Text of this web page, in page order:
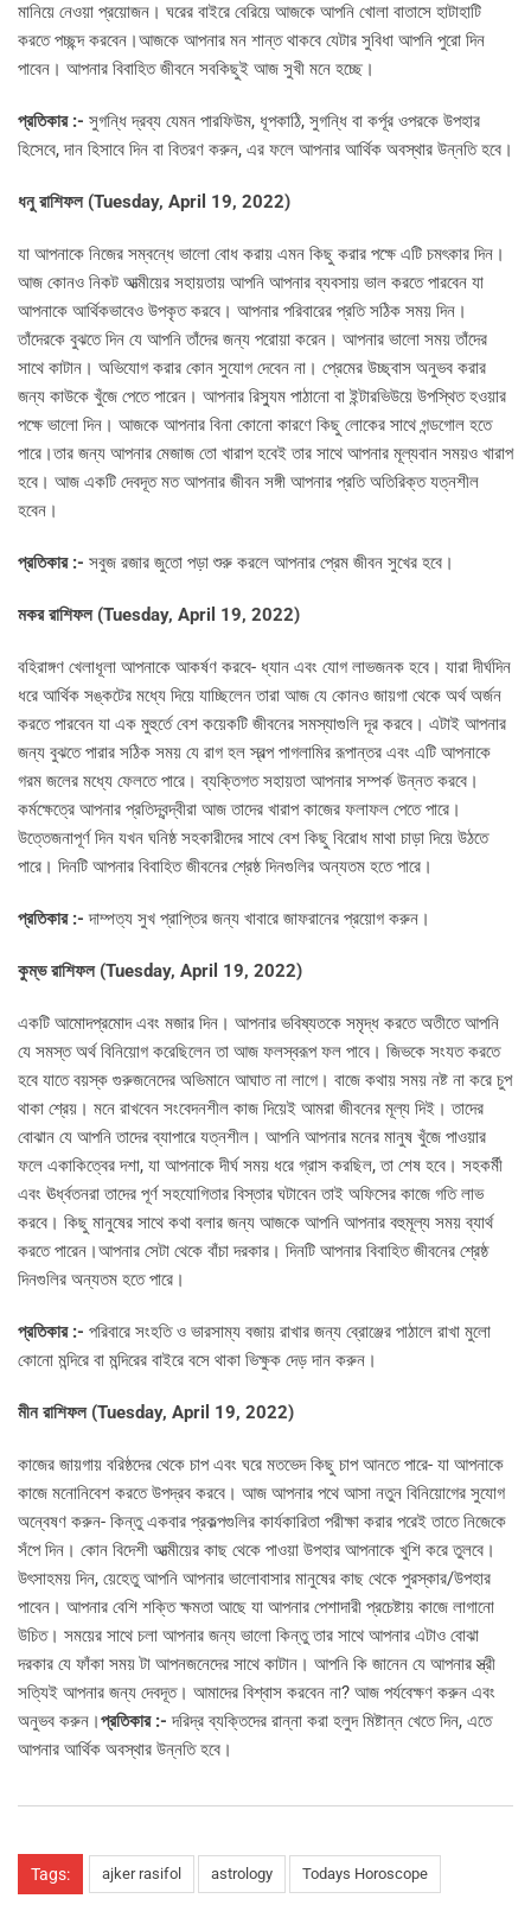
মানিয়ে নেওয়া প্রয়োজন। ঘরের বাইরে বেরিয়ে আজকে আপনি খোলা বাতাসে হাটাহাটি
করতে পচ্ছন্দ করবেন।আজকে আপনার মন শান্ত থাকবে যেটার সুবিধা আপনি পুরো দিন
পাবেন। আপনার বিবাহিত জীবনে সবকিছুই আজ সুখী মনে হচ্ছে।
প্রতিকার :- সুগন্ধি দ্রব্য যেমন পারফিউম, ধূপকাঠি, সুগন্ধি বা কর্পূর ওপরকে উপহার
হিসেবে, দান হিসাবে দিন বা বিতরণ করুন, এর ফলে আপনার আর্থিক অবস্থার উন্নতি হবে।
ধনু রাশিফল (Tuesday, April 19, 2022)
যা আপনাকে নিজের সম্বন্ধে ভালো বোধ করায় এমন কিছু করার পক্ষে এটি চমৎকার দিন।
আজ কোনও নিকট আত্মীয়ের সহায়তায় আপনি আপনার ব্যবসায় ভাল করতে পারবেন যা
আপনাকে আর্থিকভাবেও উপকৃত করবে। আপনার পরিবারের প্রতি সঠিক সময় দিন।
তাঁদেরকে বুঝতে দিন যে আপনি তাঁদের জন্য পরোয়া করেন। আপনার ভালো সময় তাঁদের
সাথে কাটান। অভিযোগ করার কোন সুযোগ দেবেন না। প্রেমের উচ্ছ্বাস অনুভব করার
জন্য কাউকে খুঁজে পেতে পারেন। আপনার রিস্যুম পাঠানো বা ইন্টারভিউয়ে উপস্থিত হওয়ার
পক্ষে ভালো দিন। আজকে আপনার বিনা কোনো কারণে কিছু লোকের সাথে গন্ডগোল হতে
পারে।তার জন্য আপনার মেজাজ তো খারাপ হবেই তার সাথে আপনার মূল্যবান সময়ও খারাপ
হবে। আজ একটি দেবদূত মত আপনার জীবন সঙ্গী আপনার প্রতি অতিরিক্ত যত্নশীল
হবেন।
প্রতিকার :- সবুজ রজার জুতো পড়া শুরু করলে আপনার প্রেম জীবন সুখের হবে।
মকর রাশিফল (Tuesday, April 19, 2022)
বহিরাঙ্গণ খেলাধূলা আপনাকে আকর্ষণ করবে- ধ্যান এবং যোগ লাভজনক হবে। যারা দীর্ঘদিন
ধরে আর্থিক সঙ্কটের মধ্যে দিয়ে যাচ্ছিলেন তারা আজ যে কোনও জায়গা থেকে অর্থ অর্জন
করতে পারবেন যা এক মুহুর্তে বেশ কয়েকটি জীবনের সমস্যাগুলি দূর করবে। এটাই আপনার
জন্য বুঝতে পারার সঠিক সময় যে রাগ হল স্বল্প পাগলামির রূপান্তর এবং এটি আপনাকে
গরম জলের মধ্যে ফেলতে পারে। ব্যক্তিগত সহায়তা আপনার সম্পর্ক উন্নত করবে।
কর্মক্ষেত্রে আপনার প্রতিদ্বন্দ্বীরা আজ তাদের খারাপ কাজের ফলাফল পেতে পারে।
উত্তেজনাপূর্ণ দিন যখন ঘনিষ্ঠ সহকারীদের সাথে বেশ কিছু বিরোধ মাথা চাড়া দিয়ে উঠতে
পারে। দিনটি আপনার বিবাহিত জীবনের শ্রেষ্ঠ দিনগুলির অন্যতম হতে পারে।
প্রতিকার :- দাম্পত্য সুখ প্রাপ্তির জন্য খাবারে জাফরানের প্রয়োগ করুন।
কুম্ভ রাশিফল (Tuesday, April 19, 2022)
একটি আমোদপ্রমোদ এবং মজার দিন। আপনার ভবিষ্যতকে সমৃদ্ধ করতে অতীতে আপনি
যে সমস্ত অর্থ বিনিয়োগ করেছিলেন তা আজ ফলস্বরূপ ফল পাবে। জিভকে সংযত করতে
হবে যাতে বয়স্ক গুরুজনেদের অভিমানে আঘাত না লাগে। বাজে কথায় সময় নষ্ট না করে চুপ
থাকা শ্রেয়। মনে রাখবেন সংবেদনশীল কাজ দিয়েই আমরা জীবনের মূল্য দিই। তাদের
বোঝান যে আপনি তাদের ব্যাপারে যত্নশীল। আপনি আপনার মনের মানুষ খুঁজে পাওয়ার
ফলে একাকিত্বের দশা, যা আপনাকে দীর্ঘ সময় ধরে গ্রাস করছিল, তা শেষ হবে। সহকর্মী
এবং ঊর্ধ্বতনরা তাদের পূর্ণ সহযোগিতার বিস্তার ঘটাবেন তাই অফিসের কাজে গতি লাভ
করবে। কিছু মানুষের সাথে কথা বলার জন্য আজকে আপনি আপনার বহুমূল্য সময় ব্যার্থ
করতে পারেন।আপনার সেটা থেকে বাঁচা দরকার। দিনটি আপনার বিবাহিত জীবনের শ্রেষ্ঠ
দিনগুলির অন্যতম হতে পারে।
প্রতিকার :- পরিবারে সংহতি ও ভারসাম্য বজায় রাখার জন্য ব্রোঞ্জের পাঠালে রাখা মুলো
কোনো মন্দিরে বা মন্দিরের বাইরে বসে থাকা ভিক্ষুক দেড় দান করুন।
মীন রাশিফল (Tuesday, April 19, 2022)
কাজের জায়গায় বরিষ্ঠদের থেকে চাপ এবং ঘরে মতভেদ কিছু চাপ আনতে পারে- যা আপনাকে
কাজে মনোনিবেশ করতে উপদ্রব করবে। আজ আপনার পথে আসা নতুন বিনিয়োগের সুযোগ
অন্বেষণ করুন- কিন্তু একবার প্রকল্পগুলির কার্যকারিতা পরীক্ষা করার পরেই তাতে নিজেকে
সঁপে দিন। কোন বিদেশী আত্মীয়ের কাছ থেকে পাওয়া উপহার আপনাকে খুশি করে তুলবে।
উৎসাহময় দিন, য়েহেতু আপনি আপনার ভালোবাসার মানুষের কাছ থেকে পুরস্কার/উপহার
পাবেন। আপনার বেশি শক্তি ক্ষমতা আছে যা আপনার পেশাদারী প্রচেষ্টায় কাজে লাগানো
উচিত। সময়ের সাথে চলা আপনার জন্য ভালো কিন্তু তার সাথে আপনার এটাও বোঝা
দরকার যে ফাঁকা সময় টা আপনজনেদের সাথে কাটান। আপনি কি জানেন যে আপনার স্ত্রী
সত্যিই আপনার জন্য দেবদূত। আমাদের বিশ্বাস করবেন না? আজ পর্যবেক্ষণ করুন এবং
অনুভব করুন।প্রতিকার :-দরিদ্র ব্যক্তিদের রান্না করা হলুদ মিষ্টান্ন খেতে দিন, এতে
আপনার আর্থিক অবস্থার উন্নতি হবে।
Tags: ajker rasifol astrology Todays Horoscope